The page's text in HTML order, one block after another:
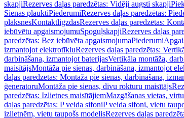
skapjiRezerves daļas paredzētas: Vidēji augsti skapji
Sienas plauktiPiederumiRezerves daļas paredzētas:
plāksnesKontaktligzdasRezerves daļas paredzētas:
iebūvētu apgaismojumuSpoguļskapjiRezerves daļas
paredzētas: Bez iebūvēta apgaismojumaPiederumi
izmantojot elektrotīkluRezerves daļas paredzētas:
darbināšana, izmantojot baterijasVertikāla montāža,
maisītājsMontāža pie sienas, darbināšana, izmantojot
daļas paredzētas: Montāža pie sienas, darbināšana,
ģeneratoruMontāža pie sienas, divu rokturu maisītājs
paredzētas: Izlietnes maisītājiemMazgāšanas vietas,
daļas paredzētas: P veida sifoniP veida sifoni, vietu
izlietnēm, vietu taupošs modelisRezerves daļas